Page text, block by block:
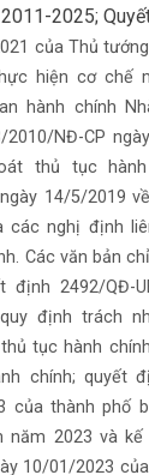
2025;
của Thủ
hiện cơ chế
hành chính
NĐ-CP
thủ tục
14/5/2019
các nghị định
Các văn bản
định 2492/QĐ-
định trách
tục hành
chính; quyết
của thành phố
năm 2023 và
10/01/2023